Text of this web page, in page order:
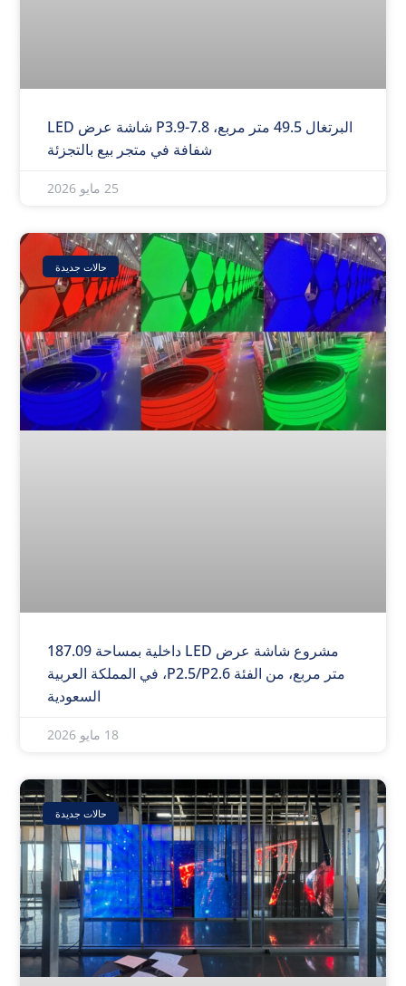
البرتغال 49.5 متر مربع، P3.9-7.8 شاشة عرض LED
شفافة في متجر بيع بالتجزئة
25 مايو 2026
حالات جديدة
مشروع شاشة عرض LED داخلية بمساحة 187.09
متر مربع، من الفئة P2.5/P2.6، في المملكة العربية
السعودية
18 مايو 2026
حالات جديدة